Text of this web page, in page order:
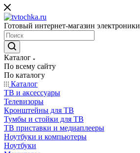
Готовый интернет-магазин электроники
Каталог
По всему сайту
По каталогу
Каталог
ТВ и аксессуары
Телевизоры
Кронштейны для ТВ
Тумбы и стойки для ТВ
ТВ приставки и медиаплееры
Ноутбуки и компьютеры
Ноутбуки